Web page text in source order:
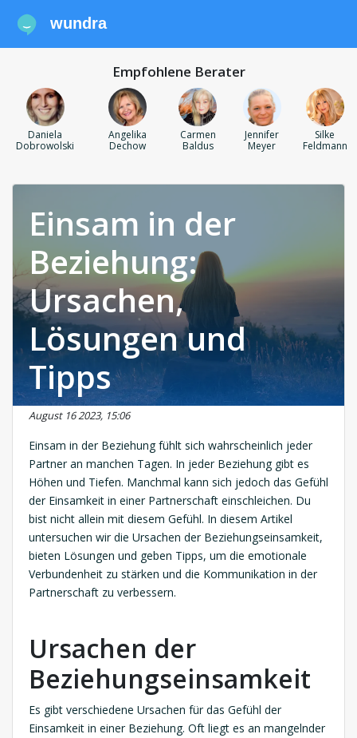
wundra
Empfohlene Berater
Daniela
Dobrowolski
Angelika
Dechow
Carmen
Baldus
Jennifer
Meyer
Silke
Feldmann
Einsam in der
Beziehung:
Ursachen,
Lösungen und
Tipps
August 16 2023, 15:06
Einsam in der Beziehung fühlt sich wahrscheinlich jeder
Partner an manchen Tagen. In jeder Beziehung gibt es
Höhen und Tiefen. Manchmal kann sich jedoch das Gefühl
der Einsamkeit in einer Partnerschaft einschleichen. Du
bist nicht allein mit diesem Gefühl. In diesem Artikel
untersuchen wir die Ursachen der Beziehungseinsamkeit,
bieten Lösungen und geben Tipps, um die emotionale
Verbundenheit zu stärken und die Kommunikation in der
Partnerschaft zu verbessern.
Ursachen der
Beziehungseinsamkeit
Es gibt verschiedene Ursachen für das Gefühl der
Einsamkeit in einer Beziehung. Oft liegt es an mangelnder